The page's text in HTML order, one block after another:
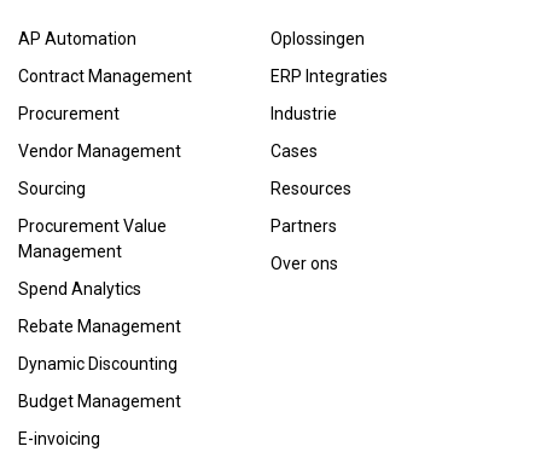
AP Automation
Contract Management
Procurement
Vendor Management
Sourcing
Procurement Value
Management
Spend Analytics
Rebate Management
Dynamic Discounting
Budget Management
E-invoicing
Oplossingen
ERP Integraties
Industrie
Cases
Resources
Partners
Over ons